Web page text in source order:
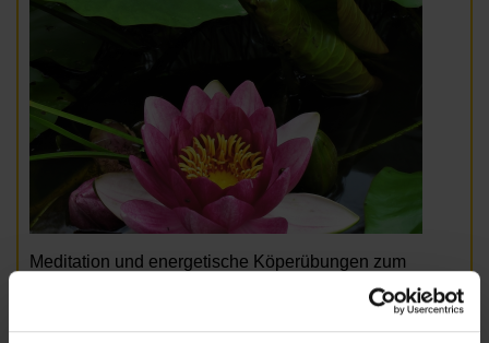
Meditation und energetische Köperübungen zum
Bitte um Anmeldung bei Gruppenleiter Johannes